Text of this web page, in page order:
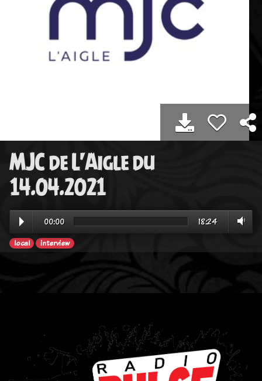
MJC de L'Aigle du
14.04.2021
00:00 18:24
local interview